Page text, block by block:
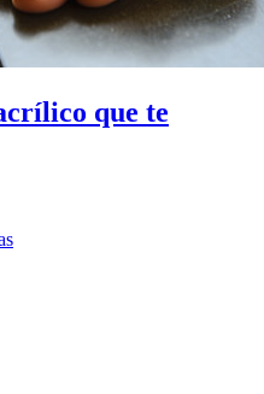
que te